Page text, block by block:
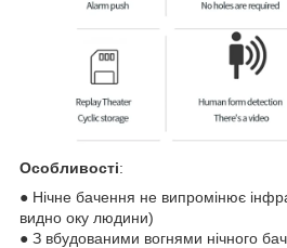
Особливості:
● Нічне бачення не випромінює
видно оку людини)
● З вбудованими вогнями нічного